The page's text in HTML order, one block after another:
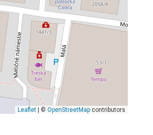
Leaflet| © OpenStreetMapcontributors